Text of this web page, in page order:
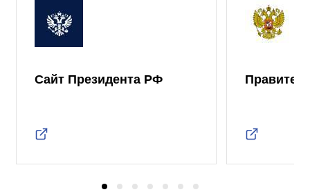
Сайт Президента РФ